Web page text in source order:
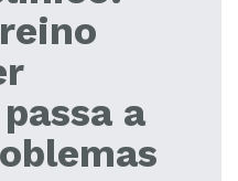
a